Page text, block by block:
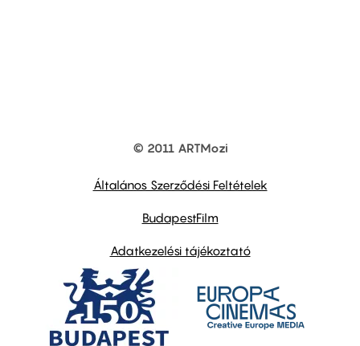
© 2011 ARTMozi
Általános Szerződési Feltételek
BudapestFilm
Adatkezelési tájékoztató